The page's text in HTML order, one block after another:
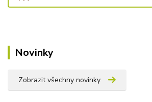
Novinky
Zobrazit všechny novinky